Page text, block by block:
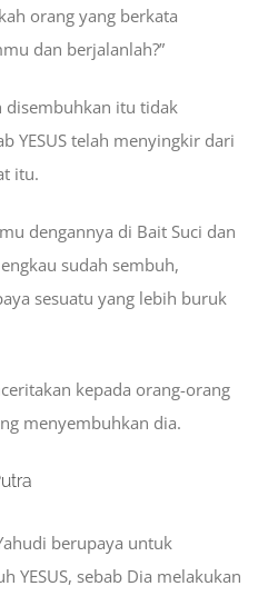
orang yang berkata
dan berjalanlah?”
disembuhkan itu tidak
YESUS telah menyingkir dari
itu.
dengannya di Bait Suci dan
sudah sembuh,
sesuatu yang lebih buruk
kepada orang-orang
menyembuhkan dia.
berupaya untuk
YESUS, sebab Dia melakukan